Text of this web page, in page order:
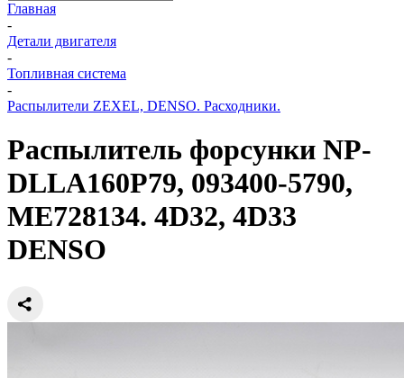
Главная
-
Детали двигателя
-
Топливная система
-
Распылители ZEXEL, DENSO. Расходники.
Распылитель форсунки NP-
DLLA160P79, 093400-5790,
ME728134. 4D32, 4D33
DENSO